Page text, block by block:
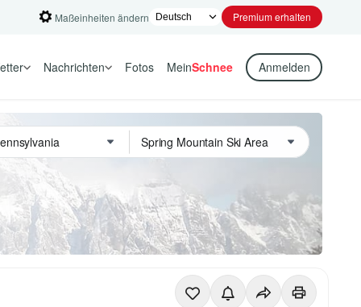
Maßeinheiten ändern Premium erhalten
Nachrichten Fotos MeinSchnee Anmelden